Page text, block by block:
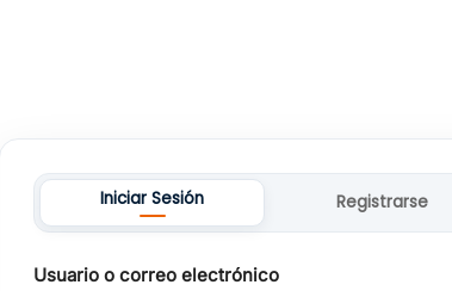
Iniciar Sesión Registrarse
Usuario o correo electrónico